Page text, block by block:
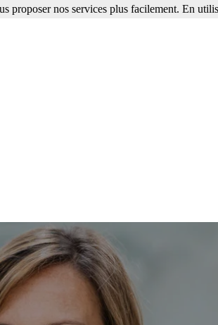
proposer nos services plus facilement. En